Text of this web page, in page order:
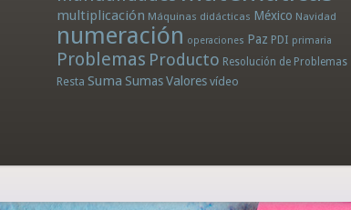
multiplicación Máquinas didácticas México Navidad
numeración operaciones Paz PDI primaria
Problemas Producto Resolución de Problemas
Resta Suma SumasValores vídeo